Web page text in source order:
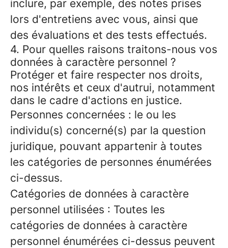
inclure, par exemple, des notes prises
lors d'entretiens avec vous, ainsi que
des évaluations et des tests effectués.
4. Pour quelles raisons traitons-nous vos
données à caractère personnel ?
Protéger et faire respecter nos droits,
nos intérêts et ceux d'autrui, notamment
dans le cadre d'actions en justice.
Personnes concernées : le ou les
individu(s) concerné(s) par la question
juridique, pouvant appartenir à toutes
les catégories de personnes énumérées
ci-dessus.
Catégories de données à caractère
personnel utilisées : Toutes les
catégories de données à caractère
personnel énumérées ci-dessus peuvent